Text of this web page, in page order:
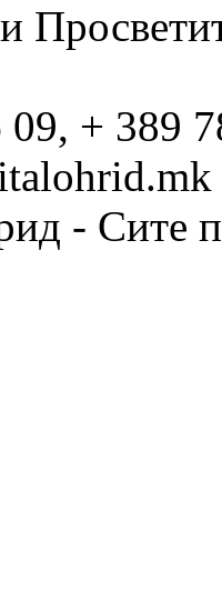
+ 389
- Сите